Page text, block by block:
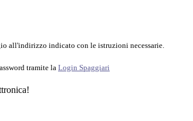
all'indirizzo indicato con le istruzioni necessarie.
tramite la Login Spaggiari